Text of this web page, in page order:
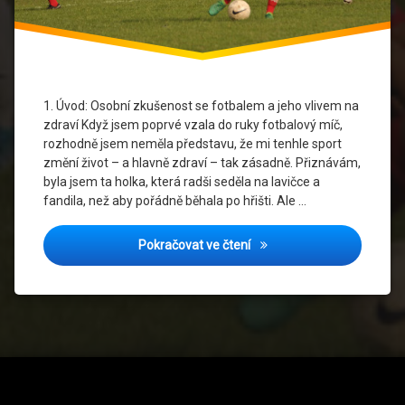
1. Úvod: Osobní zkušenost se fotbalem a jeho vlivem na
zdraví Když jsem poprvé vzala do ruky fotbalový míč,
rozhodně jsem neměla představu, že mi tenhle sport
změní život – a hlavně zdraví – tak zásadně. Přiznávám,
byla jsem ta holka, která radši seděla na lavičce a
fandila, než aby pořádně běhala po hřišti. Ale …
Pokračovat ve čteníJak fotbal podporuje
ženy
týmový
Stuttgart
dres
Vytrvalost
zdraví